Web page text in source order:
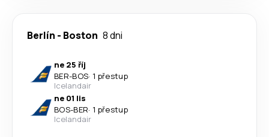
Berlín - Boston 8 dni
ne 25 říj
BER-BOS· 1 přestup
Icelandair
ne 01 lis
BOS-BER· 1 přestup
Icelandair